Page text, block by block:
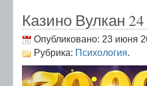
Казино Вулкан
Опубликовано: 23 июня
Рубрика: Психология.